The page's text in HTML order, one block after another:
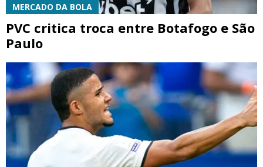
MERCADO DA BOLA
PVC critica troca entre Botafogo e São
Paulo